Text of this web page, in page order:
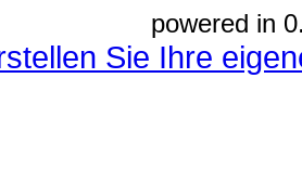
powered in
Sie Ihre